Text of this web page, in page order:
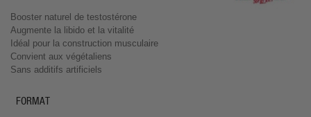
Booster naturel de testostérone
Augmente la libido et la vitalité
Idéal pour la construction musculaire
Convient aux végétaliens
Sans additifs artificiels
FORMAT